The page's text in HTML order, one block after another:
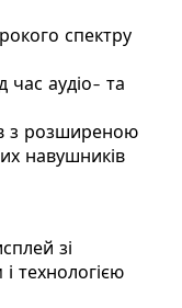
спектру
час аудіо- та
з розширеною
навушників
зі
і технологією